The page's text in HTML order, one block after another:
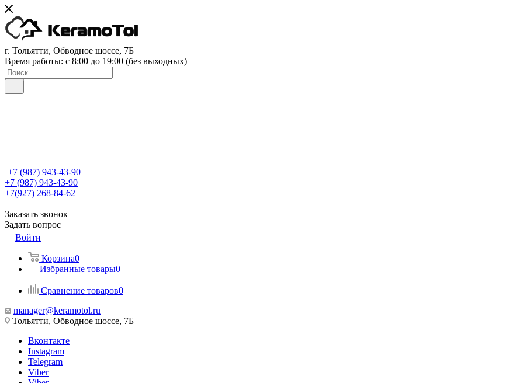
г. Тольятти, Обводное шоссе, 7Б
Время работы: c 8:00 до 19:00 (без выходных)
+7 (987) 943-43-90
+7 (987) 943-43-90
+7(927) 268-84-62
Заказать звонок
Задать вопрос
Войти
Корзина0
Избранные товары0
Сравнение товаров0
manager@keramotol.ru
Тольятти, Обводное шоссе, 7Б
Вконтакте
Instagram
Telegram
Viber